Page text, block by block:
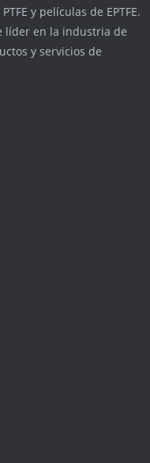
y películas de EPTFE.
líder en la industria de
y servicios de